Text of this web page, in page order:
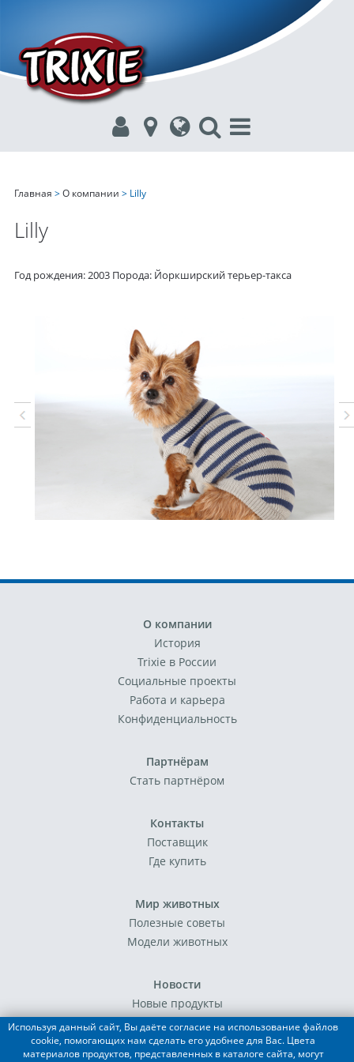
Главная >О компании > Lilly
Lilly
Год рождения: 2003 Порода: Йоркширский терьер-такса
О компании
История
Trixie в России
Социальные проекты
Работа и карьера
Конфиденциальность
Партнёрам
Стать партнёром
Контакты
Поставщик
Где купить
Мир животных
Полезные советы
Модели животных
Новости
Новые продукты
События
Используя данный сайт, Вы даёте согласие на использование файлов
cookie, помогающих нам сделать его удобнее для Вас. Цвета
материалов продуктов, представленных в каталоге сайта, могут